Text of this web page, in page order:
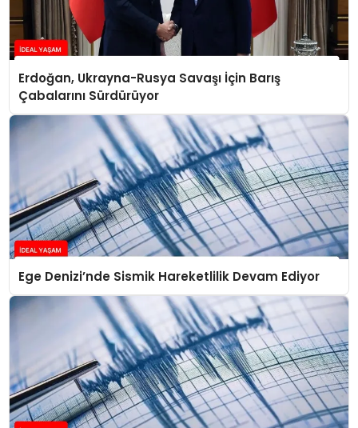
Erdoğan, Ukrayna-Rusya Savaşı İçin Barış
Çabalarını Sürdürüyor
Ege Denizi’nde Sismik Hareketlilik Devam Ediyor